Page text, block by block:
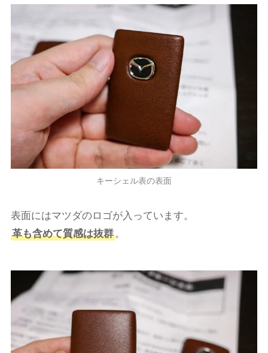
キーシェル表の表面
表面にはマツダのロゴが入っています。
革も含めて質感は抜群。